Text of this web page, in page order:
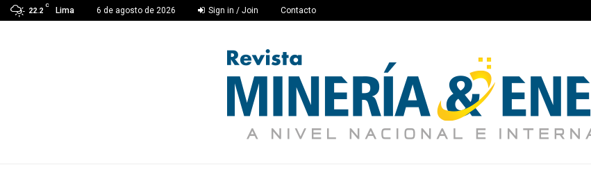
22.2
C
Lima 6 de agosto de 2026 Sign in / Join Contacto